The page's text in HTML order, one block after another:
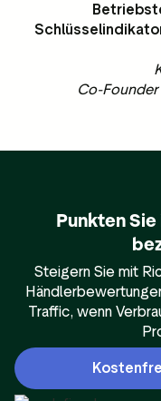
Co-
Punkten
Steigern Sie mit
Traffic, wenn